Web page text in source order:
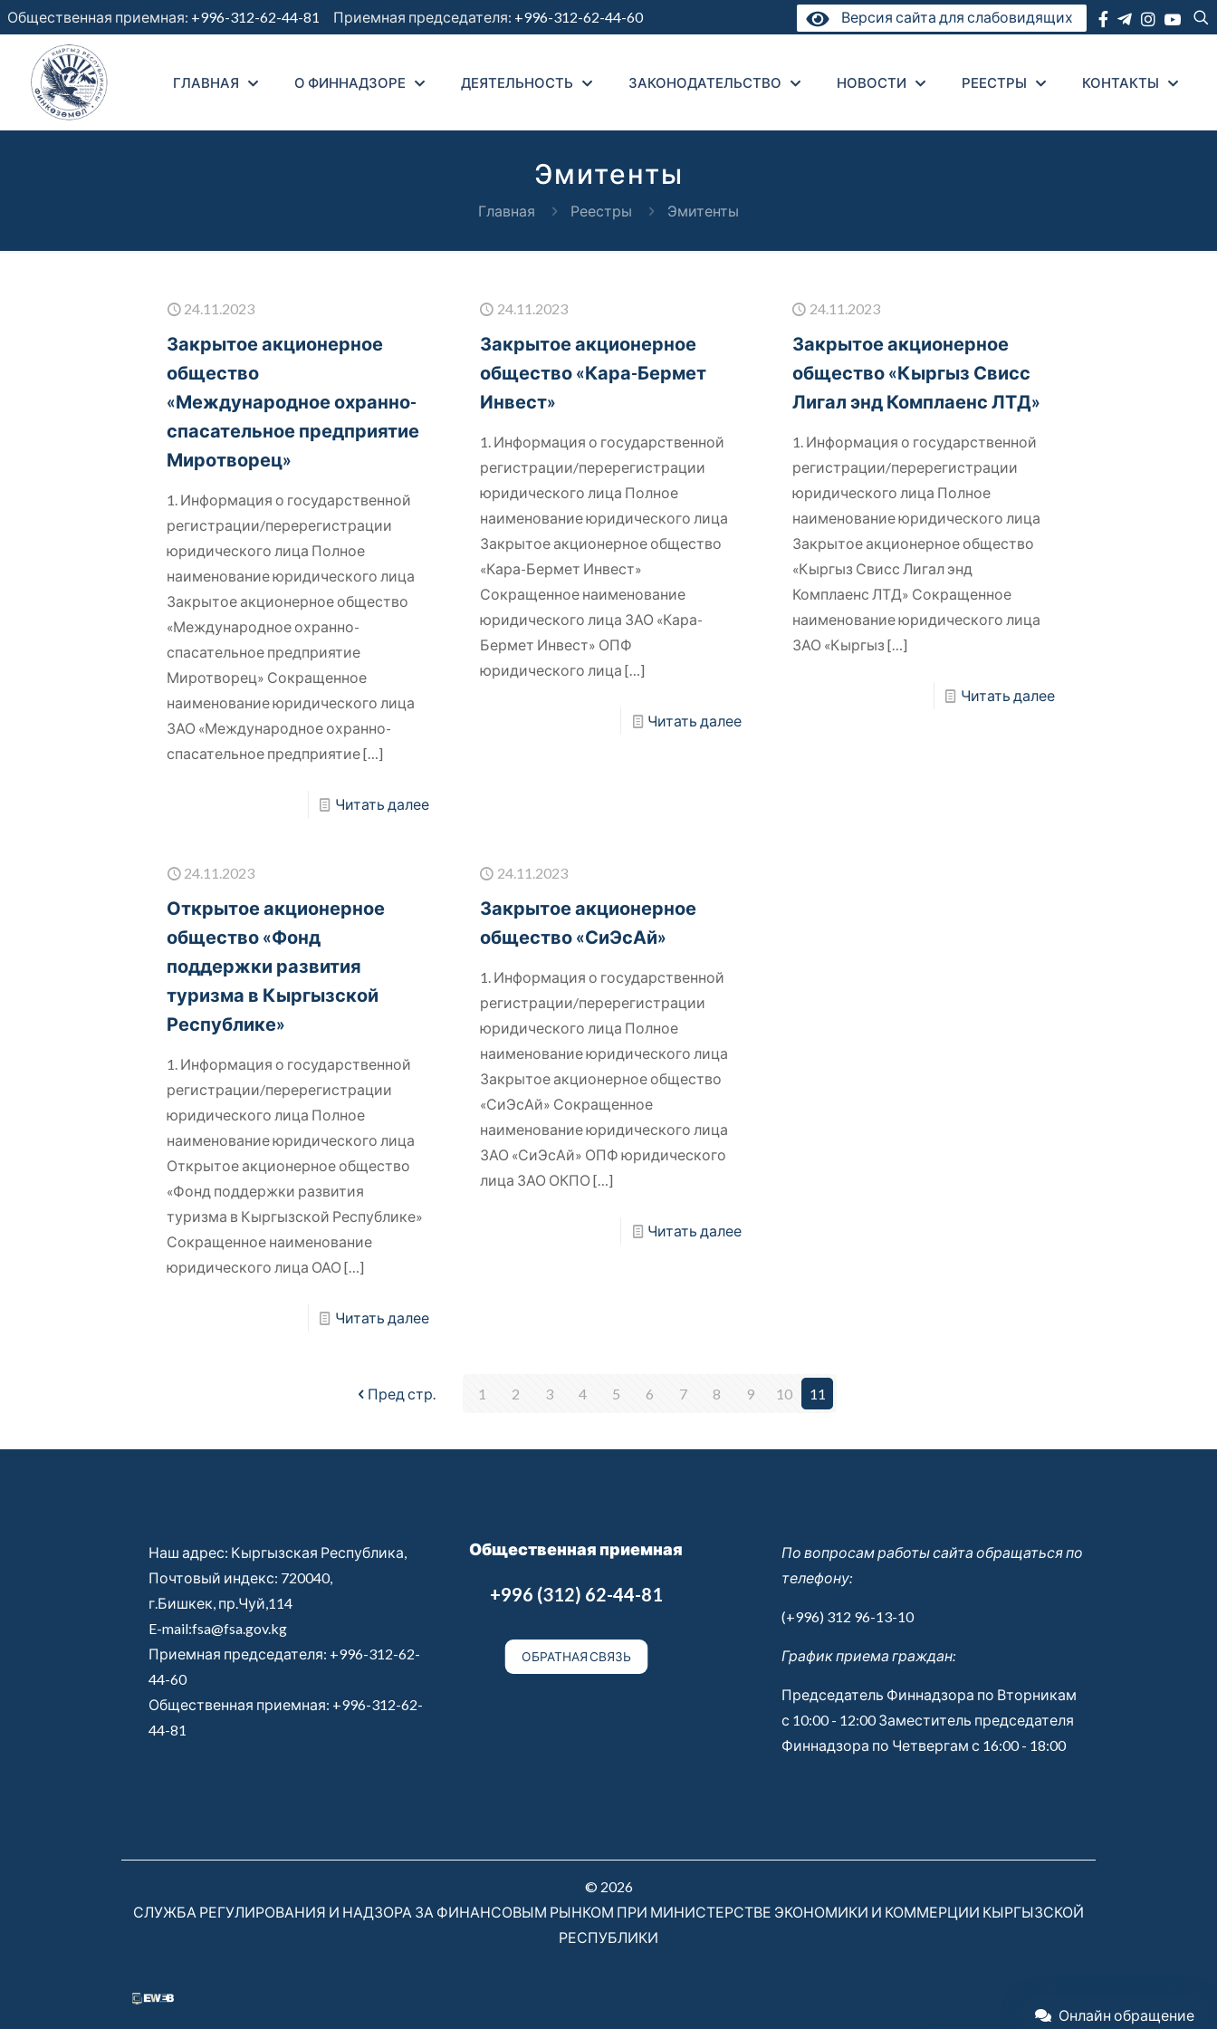
Общественная приемная: +996-312-62-44-81 Приемная председателя: +996-312-62-44-60 Версия сайта для слабовидящих
ГЛАВНАЯ О ФИННАДЗОРЕ ДЕЯТЕЛЬНОСТЬ ЗАКОНОДАТЕЛЬСТВО НОВОСТИ РЕЕСТРЫ КОНТАКТЫ
Эмитенты
Главная Реестры Эмитенты
24.11.2023
Закрытое акционерное
общество
«Международное охранно-
спасательное предприятие
Миротворец»
1. Информация о государственной
регистрации/перерегистрации
юридического лица Полное
наименование юридического лица
Закрытое акционерное общество
«Международное охранно-
спасательное предприятие
Миротворец» Сокращенное
наименование юридического лица
ЗАО «Международное охранно-
спасательное предприятие[…]
Читать далее
24.11.2023
Закрытое акционерное
общество «Кара-Бермет
Инвест»
1. Информация о государственной
регистрации/перерегистрации
юридического лица Полное
наименование юридического лица
Закрытое акционерное общество
«Кара-Бермет Инвест»
Сокращенное наименование
юридического лица ЗАО «Кара-
Бермет Инвест» ОПФ
юридического лица […]
Читать далее
24.11.2023
Закрытое акционерное
общество «Кыргыз Свисс
Лигал энд Комплаенс ЛТД»
1. Информация о государственной
регистрации/перерегистрации
юридического лица Полное
наименование юридического лица
Закрытое акционерное общество
«Кыргыз Свисс Лигал энд
Комплаенс ЛТД» Сокращенное
наименование юридического лица
ЗАО «Кыргыз[…]
Читать далее
24.11.2023
Открытое акционерное
общество «Фонд
поддержки развития
туризма в Кыргызской
Республике»
1. Информация о государственной
регистрации/перерегистрации
юридического лица Полное
наименование юридического лица
Открытое акционерное общество
«Фонд поддержки развития
туризма в Кыргызской Республике»
Сокращенное наименование
юридического лица ОАО […]
Читать далее
24.11.2023
Закрытое акционерное
общество «СиЭсАй»
1. Информация о государственной
регистрации/перерегистрации
юридического лица Полное
наименование юридического лица
Закрытое акционерное общество
«СиЭсАй» Сокращенное
наименование юридического лица
ЗАО «СиЭсАй» ОПФ юридического
лица ЗАО ОКПО […]
Читать далее
Пред стр. 1 2 3 4 5 6 7 8 9 10 11
Наш адрес: Кыргызская Республика,
Почтовый индекс: 720040,
г.Бишкек, пр.Чуй,114
E-mail:fsa@fsa.gov.kg
Приемная председателя: +996-312-62-
44-60
Общественная приемная: +996-312-62-
44-81
Общественная приемная
+996 (312) 62-44-81
ОБРАТНАЯ СВЯЗЬ
По вопросам работы сайта обращаться по
телефону:
(+996) 312 96-13-10
График приема граждан:
Председатель Финнадзора по Вторникам
с 10:00 - 12:00 Заместитель председателя
Финнадзора по Четвергам с 16:00 - 18:00
Онлайн обращение
© 2026
СЛУЖБА РЕГУЛИРОВАНИЯ И НАДЗОРА ЗА ФИНАНСОВЫМ РЫНКОМ ПРИ МИНИСТЕРСТВЕ ЭКОНОМИКИ И КОММЕРЦИИ КЫРГЫЗСКОЙ
РЕСПУБЛИКИ